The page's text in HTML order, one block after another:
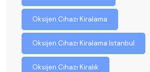
Oksijen Cihazı Kiralama
Oksijen Cihazı Kiralama Istanbul
Oksijen Cihazı Kiralık